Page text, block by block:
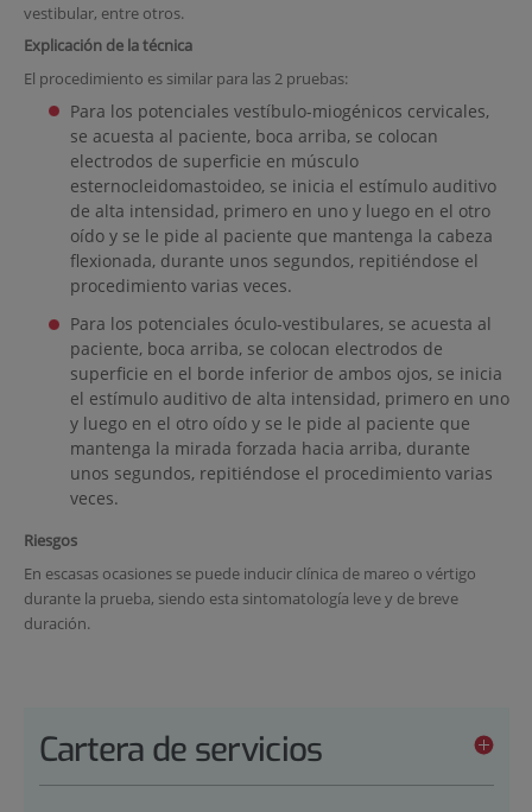
vestibular, entre otros.
Explicación de la técnica
El procedimiento es similar para las 2 pruebas:
Para los potenciales vestíbulo-miogénicos cervicales,
se acuesta al paciente, boca arriba, se colocan
electrodos de superficie en músculo
esternocleidomastoideo, se inicia el estímulo auditivo
de alta intensidad, primero en uno y luego en el otro
oído y se le pide al paciente que mantenga la cabeza
flexionada, durante unos segundos, repitiéndose el
procedimiento varias veces.
Para los potenciales óculo-vestibulares, se acuesta al
paciente, boca arriba, se colocan electrodos de
superficie en el borde inferior de ambos ojos, se inicia
el estímulo auditivo de alta intensidad, primero en uno
y luego en el otro oído y se le pide al paciente que
mantenga la mirada forzada hacia arriba, durante
unos segundos, repitiéndose el procedimiento varias
veces.
Riesgos
En escasas ocasiones se puede inducir clínica de mareo o vértigo
durante la prueba, siendo esta sintomatología leve y de breve
duración.
Cartera de servicios